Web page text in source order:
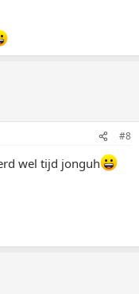
#8
wel tijd jonguh